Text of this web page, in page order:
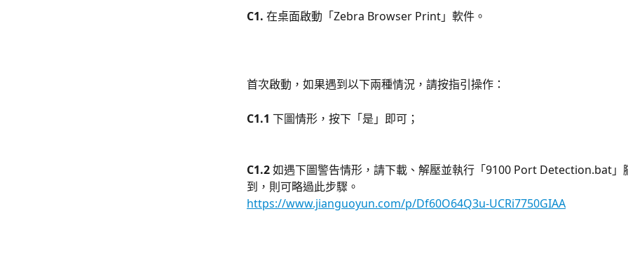
C1. 在桌面啟動「Zebra Browser Print」軟件。
首次啟動，如果遇到以下兩種情況，請按指引操作：
C1.1 下圖情形，按下「是」即可；
C1.2 如遇下圖警告情形，請下載、解壓並執行「9100 Port Detection.bat」
到，則可略過此步驟。
https://www.jianguoyun.com/p/Df60O64Q3u-UCRi7750GIAA